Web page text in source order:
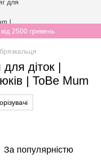
2500 гривень
діток |
| ToBe Mum
За популярністю